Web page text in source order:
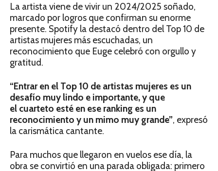
La artista viene de vivir un 2024/2025 soñado,
marcado por logros que confirman su enorme
presente. Spotify la destacó dentro del Top 10 de
artistas mujeres más escuchadas, un
reconocimiento que Euge celebró con orgullo y
gratitud.
“Entrar en el Top 10 de artistas mujeres es un
desafío muy lindo e importante, y que
el cuarteto esté en ese ranking es un
reconocimiento y un mimo muy grande”, expresó
la carismática cantante.
Para muchos que llegaron en vuelos ese día, la
obra se convirtió en una parada obligada: primero